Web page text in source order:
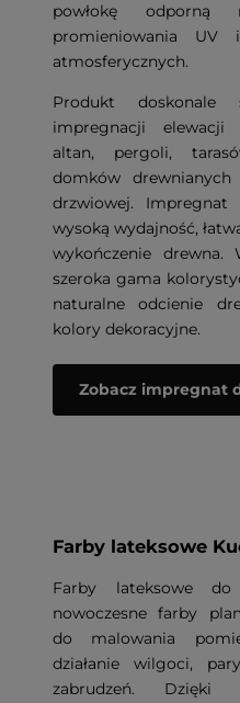
powłokę odporną
promieniowania UV
atmosferycznych.
Produkt doskonale
impregnacji elewacji
altan, pergoli,
domków
drzwiowej. Impregnat
wysoką wydajność,
wykończenie
szeroka gama
naturalne odcienie
kolory dekoracyjne.
Zobacz impregnat
Farby lateksowe
Farby lateksowe
nowoczesne farby
do malowania
działanie wilgoci,
zabrudzeń. Dzięki